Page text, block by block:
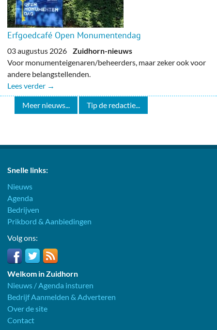
Erfgoedcafé Open Monumentendag
03 augustus 2026 Zuidhorn-nieuws
Voor monumenteigenaren/beheerders, maar zeker ook voor
andere belangstellenden.
Lees verder →
Meer nieuws... Tip de redactie...
Snelle links:
Nieuws
Agenda
Bedrijven
Prikbord & Aanbiedingen
Volg ons:
Welkom in Zuidhorn
Nieuws / Agenda insturen
Bedrijf Aanmelden & Adverteren
Over de site
Contact